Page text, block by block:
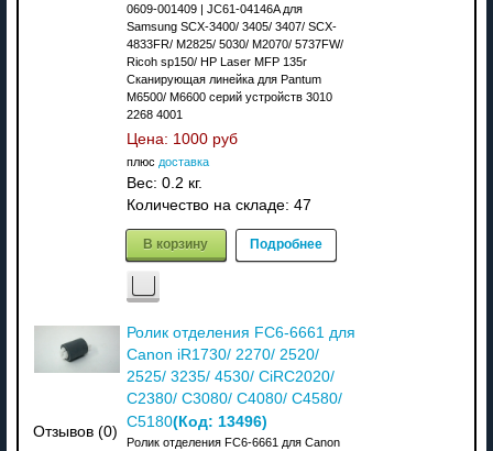
0609-001409 | JC61-04146A для
Samsung SCX-3400/ 3405/ 3407/ SCX-
4833FR/ M2825/ 5030/ M2070/ 5737FW/
Ricoh sp150/ HP Laser MFP 135r
Сканирующая линейка для Pantum
M6500/ M6600 серий устройств 3010
2268 4001
Цена: 1000 руб
плюс доставка
Вес: 0.2 кг.
Количество на складе: 47
В корзину Подробнее
Отзывов (0)
Ролик отделения FC6-6661 для
Canon iR1730/ 2270/ 2520/
2525/ 3235/ 4530/ CiRC2020/
C2380/ C3080/ C4080/ C4580/
C5180(Код: 13496)
Ролик отделения FC6-6661 для Canon